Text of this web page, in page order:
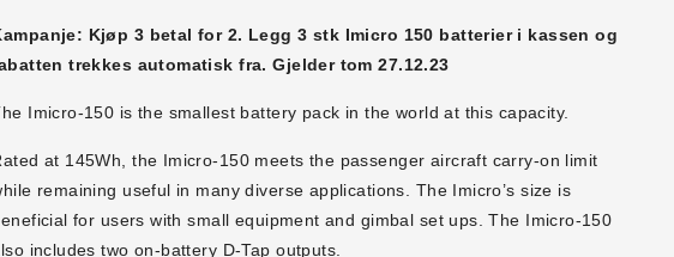
Kjøp 3 betal for 2. Legg 3 stk Imicro 150 batterier i kassen og
trekkes automatisk fra. Gjelder tom 27.12.23
Imicro-150 is the smallest battery pack in the world at this capacity.
at 145Wh, the Imicro-150 meets the passenger aircraft carry-on limit
remaining useful in many diverse applications. The Imicro’s size is
for users with small equipment and gimbal set ups. The Imicro-150
includes two on-battery D-Tap outputs.